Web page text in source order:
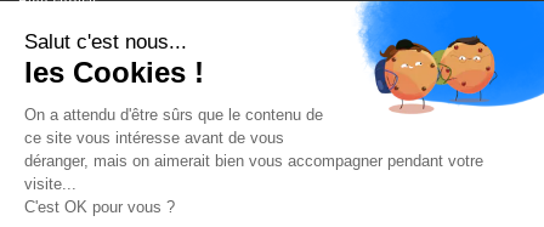
Forum Au Fil du Bain
Nos produits